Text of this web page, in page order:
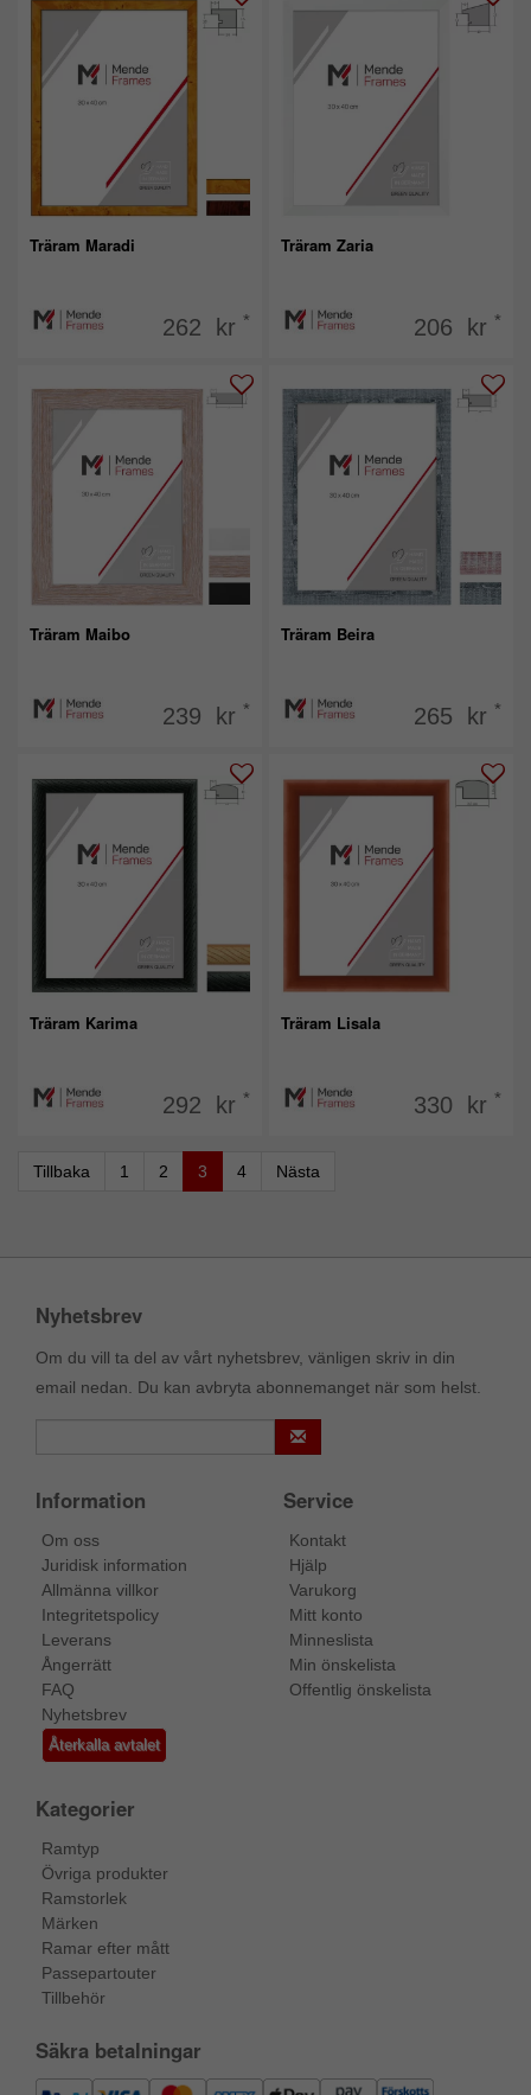
Träram Maradi
262 kr *
Träram Zaria
206 kr *
Träram Maibo
239 kr *
Träram Beira
265 kr *
Träram Karima
292 kr *
Träram Lisala
330 kr *
Tillbaka 1 2 3 4 Nästa
Nyhetsbrev
Om du vill ta del av vårt nyhetsbrev, vänligen skriv in din
email nedan. Du kan avbryta abonnemanget när som helst.
Information
Om oss
Juridisk information
Allmänna villkor
Integritetspolicy
Leverans
Ångerrätt
FAQ
Nyhetsbrev
Återkalla avtalet
Service
Kontakt
Hjälp
Varukorg
Mitt konto
Minneslista
Min önskelista
Offentlig önskelista
Kategorier
Ramtyp
Övriga produkter
Ramstorlek
Märken
Ramar efter mått
Passepartouter
Tillbehör
Säkra betalningar